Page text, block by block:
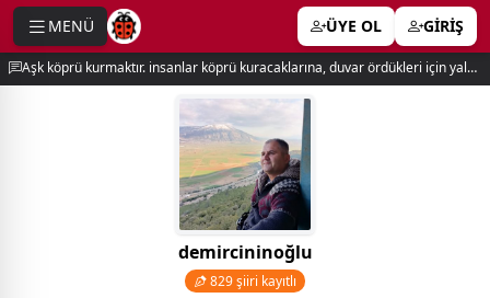
MENÜ ÜYE OL GİRİŞ
Aşk köprü kurmaktır. insanlar köprü kuracaklarına, duvar ördükleri için yalnız kalırlar. newton
demircininoğlu
829 şiiri kayıtlı
menu